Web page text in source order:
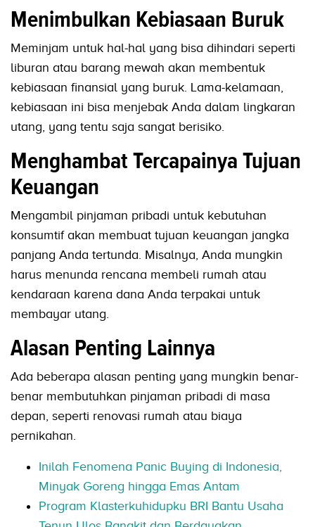
Menimbulkan Kebiasaan Buruk
Meminjam untuk hal-hal yang bisa dihindari seperti
liburan atau barang mewah akan membentuk
kebiasaan finansial yang buruk. Lama-kelamaan,
kebiasaan ini bisa menjebak Anda dalam lingkaran
utang, yang tentu saja sangat berisiko.
Menghambat Tercapainya Tujuan
Keuangan
Mengambil pinjaman pribadi untuk kebutuhan
konsumtif akan membuat tujuan keuangan jangka
panjang Anda tertunda. Misalnya, Anda mungkin
harus menunda rencana membeli rumah atau
kendaraan karena dana Anda terpakai untuk
membayar utang.
Alasan Penting Lainnya
Ada beberapa alasan penting yang mungkin benar-
benar membutuhkan pinjaman pribadi di masa
depan, seperti renovasi rumah atau biaya
pernikahan.
Inilah Fenomena Panic Buying di Indonesia,
Minyak Goreng hingga Emas Antam
Program Klasterkuhidupku BRI Bantu Usaha